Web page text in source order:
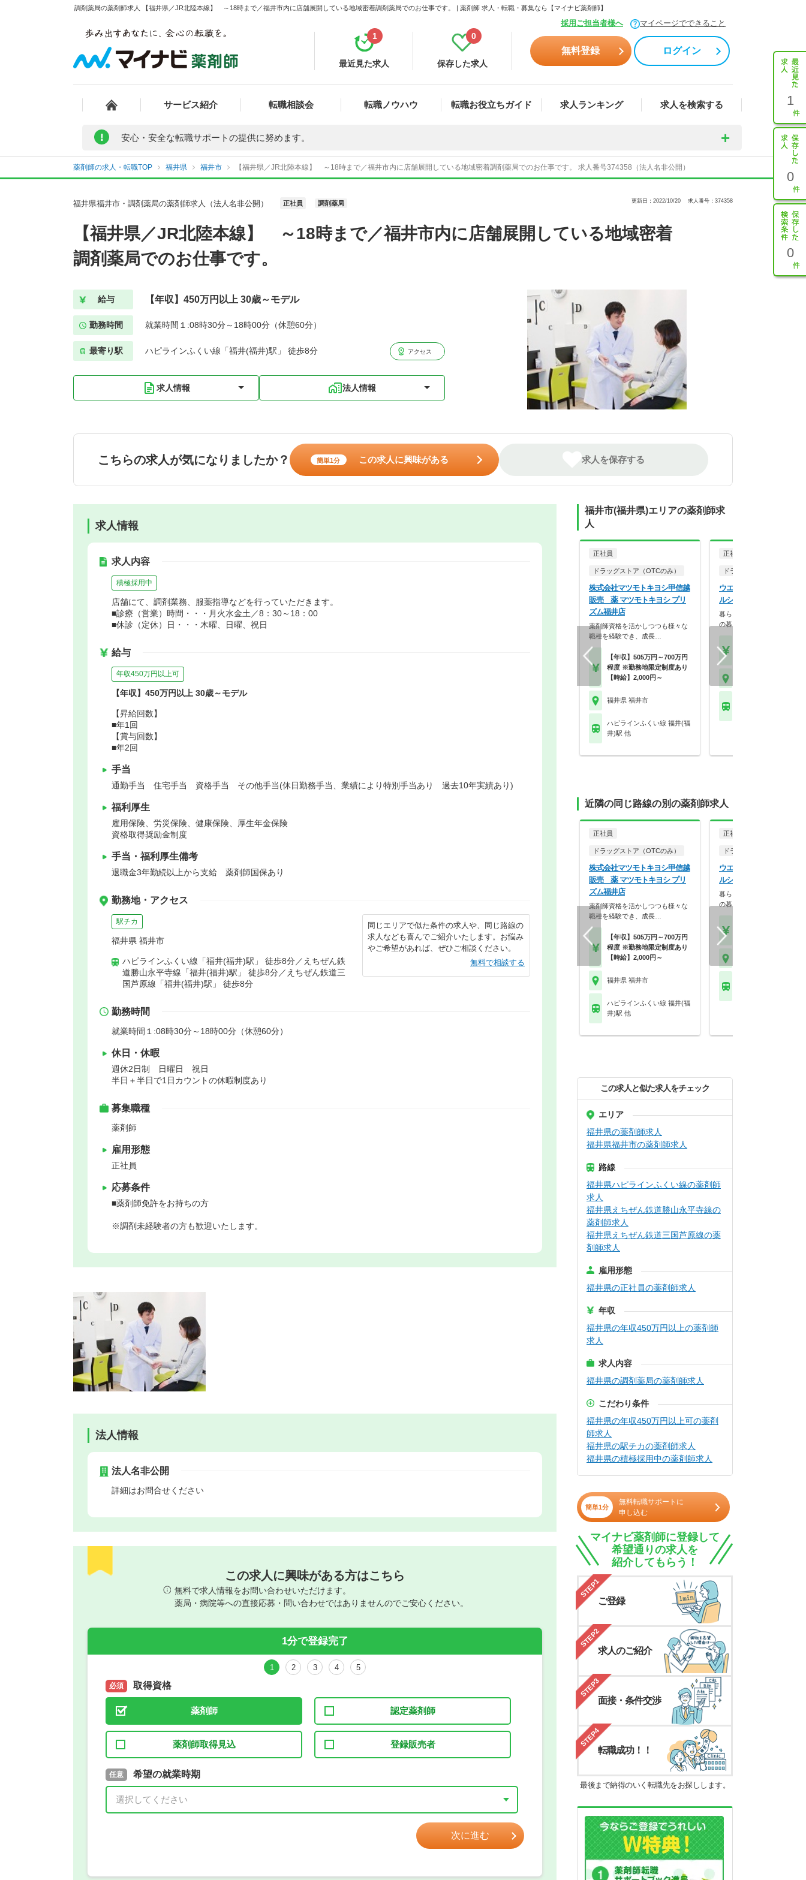
調剤薬局の薬剤師求人 【福井県／JR北陸本線】 ～18時まで／福井市内に店舗展開している地域密着調剤薬局でのお仕事です。 | 薬剤師 求人・転職・募集なら【マイナビ薬剤師】
採用ご担当者様へ マイページでできること
最近見た求人
1
保存した求人
0
無料登録 ログイン
サービス紹介 転職相談会 転職ノウハウ 転職お役立ちガイド 求人ランキング 求人を検索する 1
0
0
! 安心・安全な転職サポートの提供に努めます。
薬剤師の求人・転職TOP 福井県 福井市 【福井県／JR北陸本線】 ～18時まで／福井市内に店舗展開している地域密着調剤薬局でのお仕事です。 求人番号374358（法人名非公開）
福井県福井市・調剤薬局の薬剤師求人（法人名非公開） 正社員 調剤薬局 更新日：2022/10/20 求人番号：374358
【福井県／JR北陸本線】 ～18時まで／福井市内に店舗展開している地域密着
調剤薬局でのお仕事です。
給与 【年収】450万円以上 30歳～モデル
勤務時間 就業時間１:08時30分～18時00分（休憩60分）
最寄り駅 ハピラインふくい線「福井(福井)駅」 徒歩8分 アクセス
求人情報 法人情報
こちらの求人が気になりましたか？ 簡単1分 この求人に興味がある 求人を保存する
求人情報
求人内容
積極採用中
店舗にて、調剤業務、服薬指導などを行っていただきます。
■診療（営業）時間・・・月火水金土／8：30～18：00
■休診（定休）日・・・木曜、日曜、祝日
給与
年収450万円以上可
【年収】450万円以上 30歳～モデル
【昇給回数】
■年1回
【賞与回数】
■年2回
手当
通勤手当 住宅手当 資格手当 その他手当(休日勤務手当、業績により特別手当あり 過去10年実績あり)
福利厚生
雇用保険、労災保険、健康保険、厚生年金保険
資格取得奨励金制度
手当・福利厚生備考
退職金3年勤続以上から支給 薬剤師国保あり
勤務地・アクセス
駅チカ
福井県 福井市
ハピラインふくい線「福井(福井)駅」 徒歩8分／えちぜん鉄
道勝山永平寺線「福井(福井)駅」 徒歩8分／えちぜん鉄道三
国芦原線「福井(福井)駅」 徒歩8分
同じエリアで似た条件の求人や、同じ路線の
求人なども喜んでご紹介いたします。お悩み
やご希望があれば、ぜひご相談ください。
無料で相談する
勤務時間
就業時間１:08時30分～18時00分（休憩60分）
休日・休暇
週休2日制 日曜日 祝日
半日＋半日で1日カウントの休暇制度あり
募集職種
薬剤師
雇用形態
正社員
応募条件
■薬剤師免許をお持ちの方
※調剤未経験者の方も歓迎いたします。
法人情報
法人名非公開
詳細はお問合せください
この求人に興味がある方はこちら
無料で求人情報をお問い合わせいただけます。
薬局・病院等への直接応募・問い合わせではありませんのでご安心ください。
1分で登録完了
1 2 3 4 5
必須 取得資格
薬剤師 認定薬剤師
薬剤師取得見込 登録販売者
必須 取得予定年
年 3月
任意 希望の就業時期
希望の働き方
パート(週4日～5日)
次に進む
福井市(福井県)エリアの薬剤師求
人
正社員
ドラッグストア（OTCのみ）
株式会社マツモトキヨシ甲信越
販売 薬 マツモトキヨシ プリ
ズム福井店
薬剤師資格を活かしつつも様々な
職種を経験でき、成長…
【年収】505万円～700万円
程度 ※勤務地限定制度あり
【時給】2,000円～
福井県 福井市
ハピラインふくい線 福井(福
井)駅 他
正社員
ドラッグストア（調剤併設
ウエルシア薬局株式会社
ルシア福井北四ツ居店
暮らしを支える仕事だから、
の暮らしも大切に。業…
近隣の同じ路線の別の薬剤師求人
正社員
ドラッグストア（OTCのみ）
株式会社マツモトキヨシ甲信越
販売 薬 マツモトキヨシ プリ
ズム福井店
薬剤師資格を活かしつつも様々な
職種を経験でき、成長…
【年収】505万円～700万円
程度 ※勤務地限定制度あり
【時給】2,000円～
福井県 福井市
ハピラインふくい線 福井(福
井)駅 他
正社員
ドラッグストア（調剤併設
ウエルシア薬局株式会社
ルシア福井北四ツ居店
暮らしを支える仕事だから、
の暮らしも大切に。業…
この求人と似た求人をチェック
エリア
福井県の薬剤師求人
福井県福井市の薬剤師求人
路線
福井県ハピラインふくい線の薬剤師
求人
福井県えちぜん鉄道勝山永平寺線の
薬剤師求人
福井県えちぜん鉄道三国芦原線の薬
剤師求人
雇用形態
福井県の正社員の薬剤師求人
年収
福井県の年収450万円以上の薬剤師
求人
求人内容
福井県の調剤薬局の薬剤師求人
こだわり条件
福井県の年収450万円以上可の薬剤
師求人
福井県の駅チカの薬剤師求人
福井県の積極採用中の薬剤師求人
簡単1分
無料転職サポートに
申し込む
マイナビ薬剤師に登録して
希望通りの求人を
紹介してもらう！
STEP1
ご登録
STEP2
求人のご紹介
STEP3
面接・条件交渉
STEP4
転職成功！！
最後まで納得のいく転職先をお探しします。